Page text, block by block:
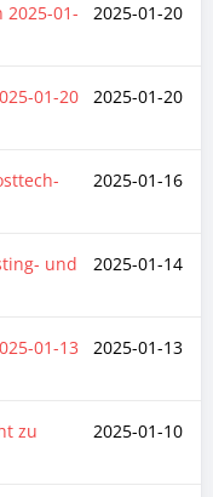
2025-01-20
2025-01-
2025-01-20
01-20
2025-01-16
2025-01-14
und
2025-01-13
01-13
2025-01-10
zu